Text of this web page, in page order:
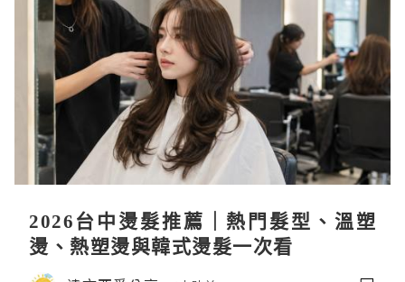
2026台中燙髮推薦｜熱門髮型、溫塑
燙、熱塑燙與韓式燙髮一次看